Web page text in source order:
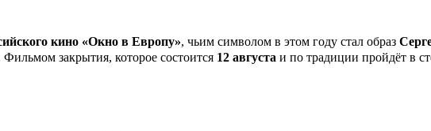
кинo «Oкнo в Европу», чьим символом в этом году стал образ
Фильмом закрытия, которое состоится 12 августа и по традиции пройдёт в